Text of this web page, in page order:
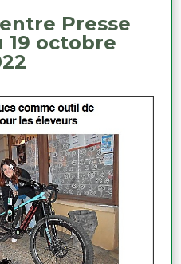
Presse
19 octobre